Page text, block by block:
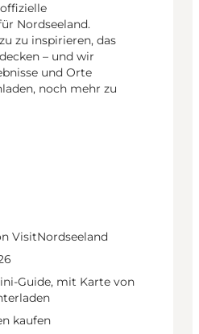
Nordseeland.
zu inspirieren, das
– und wir
und Orte
noch mehr zu
VisitNordseeland
Guide, mit Karte von
kaufen